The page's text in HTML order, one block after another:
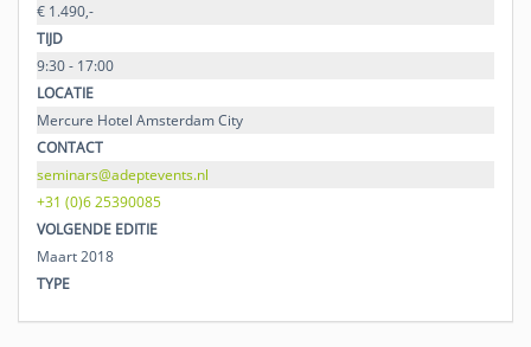
€ 1.490,-
TIJD
9:30 - 17:00
LOCATIE
Mercure Hotel Amsterdam City
CONTACT
seminars@adeptevents.nl
+31 (0)6 25390085
VOLGENDE EDITIE
Maart 2018
TYPE